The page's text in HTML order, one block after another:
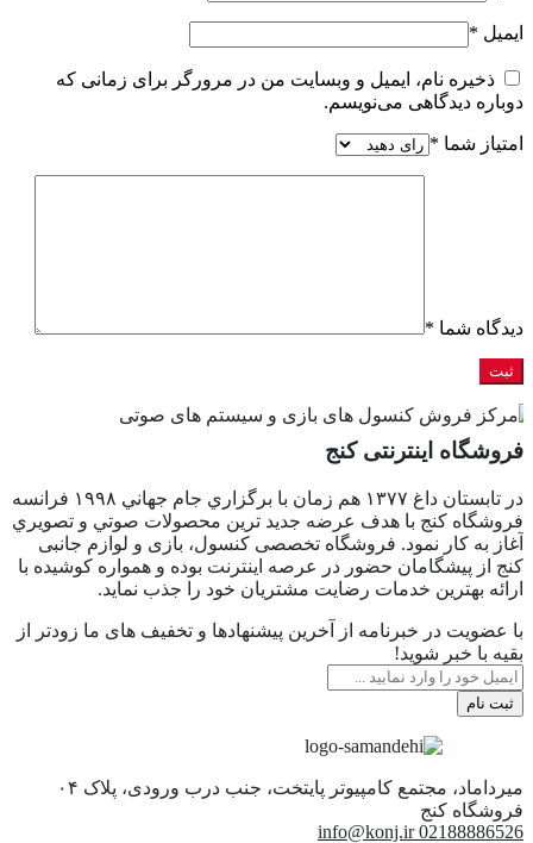
ایمیل *
ذخیره نام، ایمیل و وبسایت من در مرورگر برای زمانی که
دوباره دیدگاهی می‌نویسم.
امتیاز شما *
دیدگاه شما *
فروشگاه اینترنتی کنج
در تابستان داغ ١٣٧٧ هم زمان با برگزاري جام جهاني ١٩٩٨ فرانسه
فروشگاه كنج با هدف عرضه جديد ترين محصولات صوتي و تصويري
آغاز به كار نمود. فروشگاه تخصصی کنسول، بازی و لوازم جانبی
کنج از پیشگامان حضور در عرصه اینترنت بوده و همواره کوشیده با
ارائه بهترین خدمات رضایت مشتریان خود را جذب نماید.
با عضویت در خبرنامه از آخرین پیشنهادها و تخفیف های ما زودتر از
بقیه با خبر شوید!
ثبت نام
میرداماد، مجتمع کامپیوتر پایتخت، جنب درب ورودی، پلاک ۰۴
02188886526
info@konj.ir